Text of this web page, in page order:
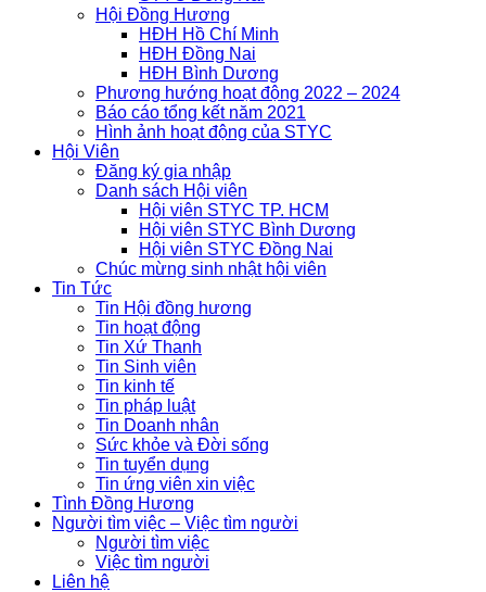
Hội Đồng Hương
HĐH Hồ Chí Minh
HĐH Đồng Nai
HĐH Bình Dương
Phương hướng hoạt động 2022 – 2024
Báo cáo tổng kết năm 2021
Hình ảnh hoạt động của STYC
Hội Viên
Đăng ký gia nhập
Danh sách Hội viên
Hội viên STYC TP. HCM
Hội viên STYC Bình Dương
Hội viên STYC Đồng Nai
Chúc mừng sinh nhật hội viên
Tin Tức
Tin Hội đồng hương
Tin hoạt động
Tin Xứ Thanh
Tin Sinh viên
Tin kinh tế
Tin pháp luật
Tin Doanh nhân
Sức khỏe và Đời sống
Tin tuyển dụng
Tin ứng viên xin việc
Tình Đồng Hương
Người tìm việc – Việc tìm người
Người tìm việc
Việc tìm người
Liên hệ